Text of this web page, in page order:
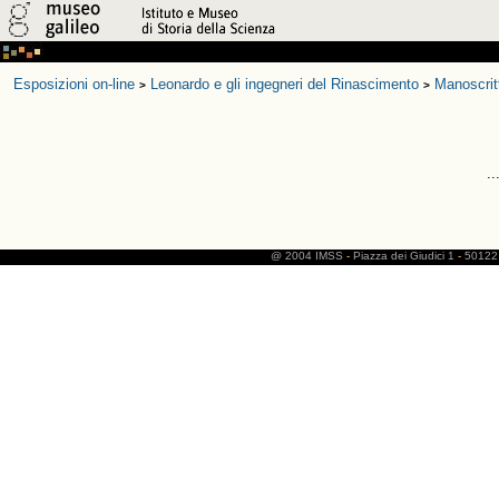
Esposizioni on-line > Leonardo e gli ingegneri del Rinascimento >
@ 2004 IMSS - Piazza dei Giudici 1 - 50122